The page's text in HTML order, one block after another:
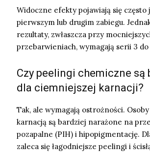
Widoczne efekty pojawiają się często
pierwszym lub drugim zabiegu.
rezultaty, zwłaszcza przy
przebarwieniach, wymagają serii 3 do
Czy peelingi chemiczne są
dla ciemniejszej karnacji?
Tak, ale wymagają ostrożności.
karnacją są bardziej narażone na
pozapalne (PIH) i hipopigmentację.
zaleca się łagodniejsze peelingi i